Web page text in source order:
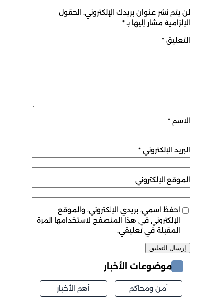
لن يتم نشر عنوان بريدك الإلكتروني. الحقول
الإلزامية مشار إليها بـ*
التعليق *
الاسم *
البريد الإلكتروني *
الموقع الإلكتروني
احفظ اسمي، بريدي الإلكتروني، والموقع
الإلكتروني في هذا المتصفح لاستخدامها المرة
المقبلة في تعليقي.
موضوعات الأخبار
أمن ومحاكم أهم الأخبار